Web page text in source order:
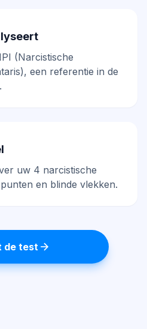
(Narcistische
een referentie in de
uw 4 narcistische
en blinde vlekken.
de test